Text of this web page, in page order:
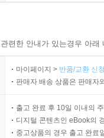
련한 안내가 있는경우 아
마이페이지 > 반품/교환 신
판매자 배송 상품은 판매자
출고 완료 후 10일 이내의
디지털 콘텐츠인 eBook의
중고상품의 경우 출고 완료